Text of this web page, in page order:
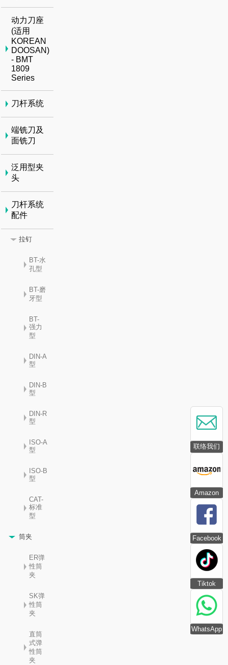
联络我们
Amazon
Facebook
Tiktok
WhatsApp
动力刀座
(适用
KOREAN
DOOSAN)
- BMT
1809
Series
刀杆系统
端铣刀及
面铣刀
泛用型夹
头
刀杆系统
配件
拉钉
BT-水
孔型
BT-磨
牙型
BT-
强力
型
DIN-A
型
DIN-B
型
DIN-R
型
ISO-A
型
ISO-B
型
CAT-
标准
型
筒夹
ER弹
性筒
夹
SK弹
性筒
夹
直筒
式弹
性筒
夹